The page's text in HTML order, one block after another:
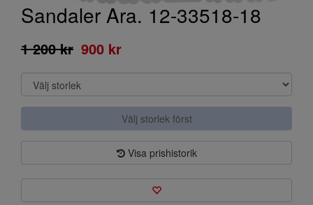
Sandaler Ara. 12-33518-18
1 200 kr 900 kr
Välj storlek först
Visa prishistorik